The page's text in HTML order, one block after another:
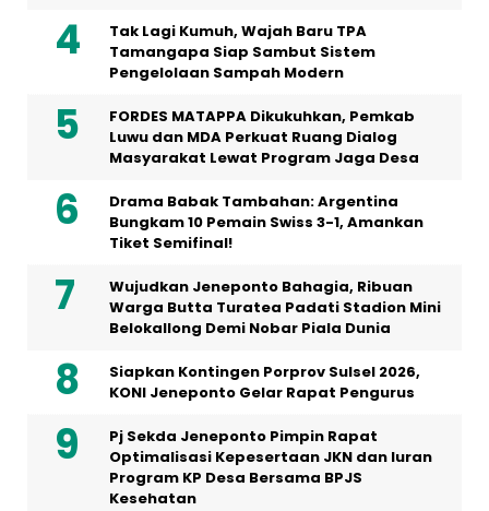
Tak Lagi Kumuh, Wajah Baru TPA
Tamangapa Siap Sambut Sistem
Pengelolaan Sampah Modern
FORDES MATAPPA Dikukuhkan, Pemkab
Luwu dan MDA Perkuat Ruang Dialog
Masyarakat Lewat Program Jaga Desa
Drama Babak Tambahan: Argentina
Bungkam 10 Pemain Swiss 3-1, Amankan
Tiket Semifinal!
Wujudkan Jeneponto Bahagia, Ribuan
Warga Butta Turatea Padati Stadion Mini
Belokallong Demi Nobar Piala Dunia
Siapkan Kontingen Porprov Sulsel 2026,
KONI Jeneponto Gelar Rapat Pengurus
Pj Sekda Jeneponto Pimpin Rapat
Optimalisasi Kepesertaan JKN dan Iuran
Program KP Desa Bersama BPJS
Kesehatan